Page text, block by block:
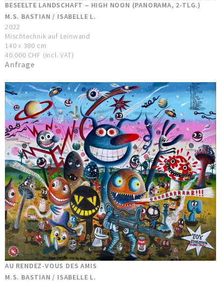
BESEELTE LANDSCHAFT – HIGH NOON (PANORAMA, 2-TLG.)
M.S. BASTIAN / ISABELLE L.
2022
Mischtechnik auf Leinwand
140 x 380 cm
40.000 CHF (incl. VAT)
Anfrage
AU RENDEZ-VOUS DES AMIS
M.S. BASTIAN / ISABELLE L.